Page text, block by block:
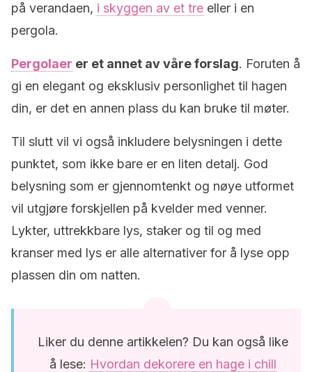
på verandaen, i skyggen av et tre eller i en
pergola.
Pergolaer er et annet av våre forslag. Foruten å
gi en elegant og eksklusiv personlighet til hagen
din, er det en annen plass du kan bruke til møter.
Til slutt vil vi også inkludere belysningen i dette
punktet, som ikke bare er en liten detalj. God
belysning som er gjennomtenkt og nøye utformet
vil utgjøre forskjellen på kvelder med venner.
Lykter, uttrekkbare lys, staker og til og med
kranser med lys er alle alternativer for å lyse opp
plassen din om natten.
Liker du denne artikkelen? Du kan også like
å lese: Hvordan dekorere en hage i chill